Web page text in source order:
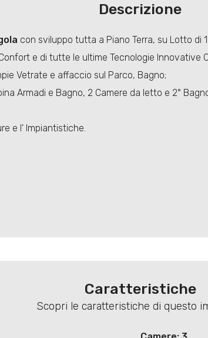
Descrizione
con sviluppo tutta a Piano Terra, su Lotto di
e di tutte le ultime Tecnologie Innovative
Vetrate e affaccio sul Parco, Bagno;
Armadi e Bagno, 2 Camere da letto e 2°
e l' Impiantistiche.
Caratteristiche
Scopri le caratteristiche di questo